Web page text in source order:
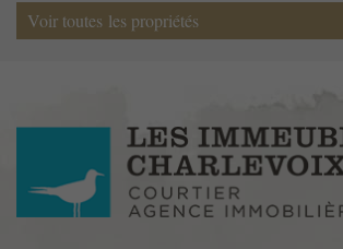
Voir toutes les propriétés